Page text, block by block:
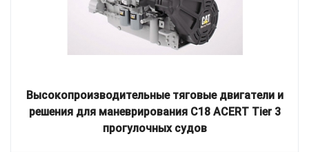
Высокопроизводительные тяговые двигатели и
решения для маневрирования C18 ACERT Tier 3
прогулочных судов